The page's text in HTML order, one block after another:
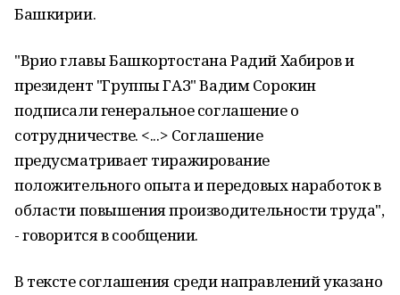
Башкирии.
"Врио главы Башкортостана Радий Хабиров и
президент "Группы ГАЗ" Вадим Сорокин
подписали генеральное соглашение о
сотрудничестве. <...> Соглашение
предусматривает тиражирование
положительного опыта и передовых наработок в
области повышения производительности труда",
- говорится в сообщении.
В тексте соглашения среди направлений указано